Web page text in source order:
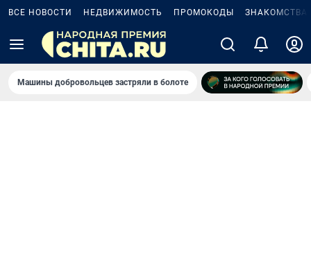
ВСЕ НОВОСТИ НЕДВИЖИМОСТЬ ПРОМОКОДЫ ЗНАКОМСТВА
Машины добровольцев застряли в болоте